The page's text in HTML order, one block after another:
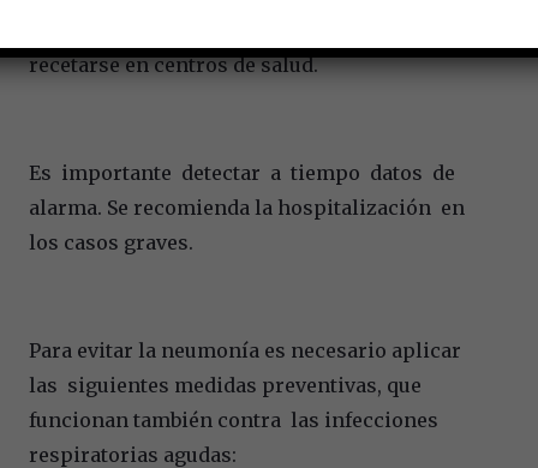
recetarse en centros de salud.
Es importante detectar a tiempo datos de
alarma. Se recomienda la hospitalización en
los casos graves.
Para evitar la neumonía es necesario aplicar
las siguientes medidas preventivas, que
funcionan también contra las infecciones
respiratorias agudas: